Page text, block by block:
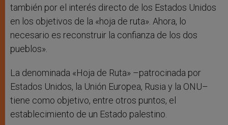
también por el interés directo de los Estados Unidos
en los objetivos de la «hoja de ruta». Ahora, lo
necesario es reconstruir la confianza de los dos
pueblos».
La denominada «Hoja de Ruta» –patrocinada por
Estados Unidos, la Unión Europea, Rusia y la ONU–
tiene como objetivo, entre otros puntos, el
establecimiento de un Estado palestino.